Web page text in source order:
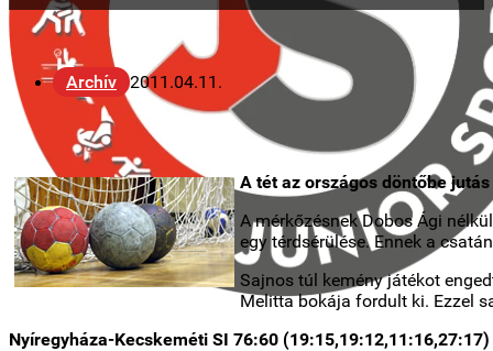
Archív 2011.04.11.
A tét az országos döntőbe
A mérkőzésnek Dobos Ági
egy térdsérülése. Ennek a
Sajnos túl kemény játékot
Melitta bokája fordult ki. Ezzel
Nyíregyháza-Kecskeméti SI 76:60 (19:15,19:12,11:16,27:17)